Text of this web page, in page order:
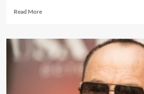
Read MoreRead
Fotke
navijačice
Hrvatske
sa
Mundijala